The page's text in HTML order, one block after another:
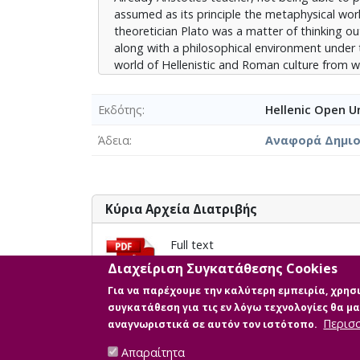
αποτελεί αντίβαρο στον απαλλαγμένο από
assumed as its principle the metaphysical
theoretician Plato was a matter of thinking
along with a philosophical environment
world of Hellenistic and Roman culture from
with art, has gradually become a more
the Enlightenment, has come out of art and
goes along with the radical changes of
Despite the conformity to current situation
classic or modern, pictorial or non-pictorial,
the modern or with the fixed to technology
being looked in this dissertation, relating to
a counterbalance to the free of intellectual
Εκδότης
Hellenic Open
Άδεια
Αναφορά
Κύρια Αρχεία Διατριβής
Full text
Περιγραφή: Πλουσάκη Πελαγία
Μέγεθος: 1.2 MB
Διαχείριση Συγκατάθεσης Cookies
Για να παρέχουμε την καλύτερη εμπειρία,
συγκατάθεση για τις εν λόγω τεχνολογίες θα
αναγνωριστικά σε αυτόν τον ιστότοπο.
Απαραίτητα